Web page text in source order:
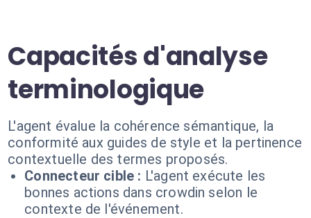
Capacités d'analyse
terminologique
L'agent évalue la cohérence sémantique, la
conformité aux guides de style et la pertinence
contextuelle des termes proposés.
Connecteur cible : L'agent exécute les
bonnes actions dans crowdin selon le
contexte de l'événement.